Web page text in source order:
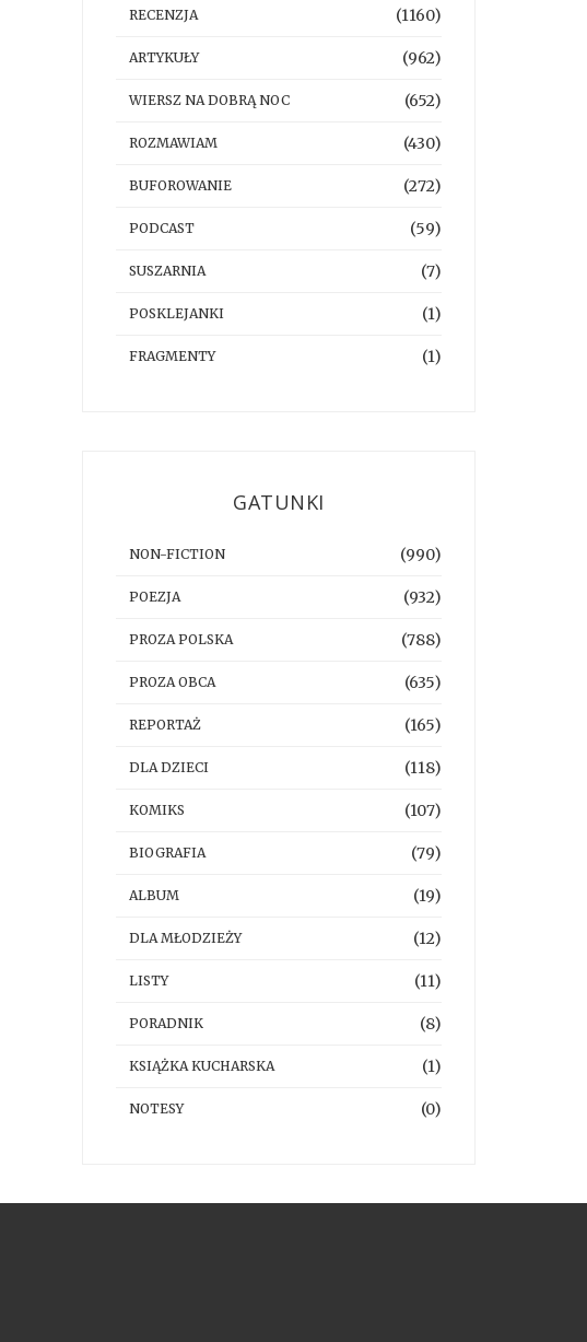
RECENZJA (1160)
ARTYKUŁY (962)
WIERSZ NA DOBRĄ NOC (652)
ROZMAWIAM (430)
BUFOROWANIE (272)
PODCAST (59)
SUSZARNIA (7)
POSKLEJANKI (1)
FRAGMENTY (1)
GATUNKI
NON-FICTION (990)
POEZJA (932)
PROZA POLSKA (788)
PROZA OBCA (635)
REPORTAŻ (165)
DLA DZIECI (118)
KOMIKS (107)
BIOGRAFIA (79)
ALBUM (19)
DLA MŁODZIEŻY (12)
LISTY (11)
PORADNIK (8)
KSIĄŻKA KUCHARSKA (1)
NOTESY (0)